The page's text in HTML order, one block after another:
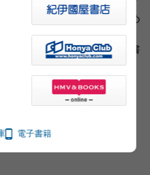
Q!」に出演。TBSラジオ「イ
」ではパーソナリティを務め
「よかん日和」を立ち上げ
業にも活躍の場を広げる。著書
庫)など。
電子書籍